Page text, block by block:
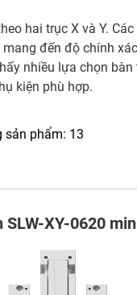
hai trục X và Y.
đến độ chính
nhiều lựa chọn
kiện phù hợp.
sản phẩm: 13
SLW-XY-0620